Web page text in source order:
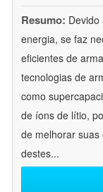
Resumo:
energia, se faz
eficientes de
tecnologias de
como
de íons de lítio,
de melhorar suas
destes...